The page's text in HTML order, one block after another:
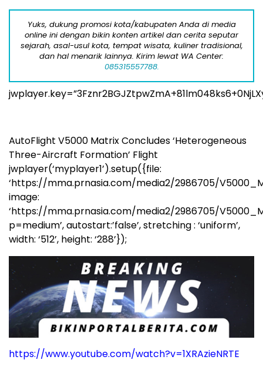
Yuks, dukung promosi kota/kabupaten Anda di media
online ini dengan bikin konten artikel dan cerita seputar
sejarah, asal-usul kota, tempat wisata, kuliner tradisional,
dan hal menarik lainnya. Kirim lewat WA Center:
085315557788.
AutoFlight V5000 Matrix Concludes ‘Heterogeneous
Three-Aircraft Formation’ Flight
jwplayer(‘myplayer1’).setup({file:
‘https://mma.prnasia.com/media2/2986705/
image:
‘https://mma.prnasia.com/media2/2986705/
p=medium’, autostart:’false’, stretching : ‘uniform’,
width: ‘512’, height: ‘288’});
https://www.youtube.com/watch?v=1XRAzieNRTE